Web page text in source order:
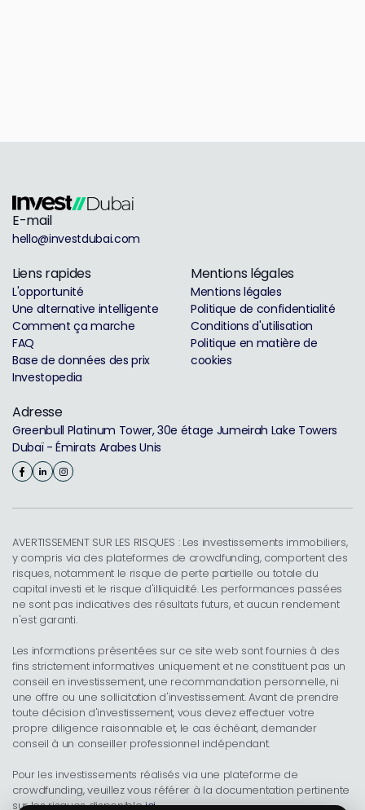
E-mail
hello@investdubai.com
Liens rapides
L'opportunité
Une alternative intelligente
Comment ça marche
FAQ
Base de données des prix
Investopedia
Mentions légales
Mentions légales
Politique de confidentialité
Conditions d'utilisation
Politique en matière de
cookies
Adresse
Greenbull Platinum Tower, 30e étage Jumeirah Lake Towers
Dubaï - Émirats Arabes Unis
AVERTISSEMENT SUR LES RISQUES : Les investissements immobiliers,
y compris via des plateformes de crowdfunding, comportent des
risques, notamment le risque de perte partielle ou totale du
capital investi et le risque d'illiquidité. Les performances passées
ne sont pas indicatives des résultats futurs, et aucun rendement
n'est garanti.
Les informations présentées sur ce site web sont fournies à des
fins strictement informatives uniquement et ne constituent pas un
conseil en investissement, une recommandation personnelle, ni
une offre ou une sollicitation d'investissement. Avant de prendre
toute décision d'investissement, vous devez effectuer votre
propre diligence raisonnable et, le cas échéant, demander
conseil à un conseiller professionnel indépendant.
Pour les investissements réalisés via une plateforme de
crowdfunding, veuillez vous référer à la documentation pertinente
sur les risques disponibleici.